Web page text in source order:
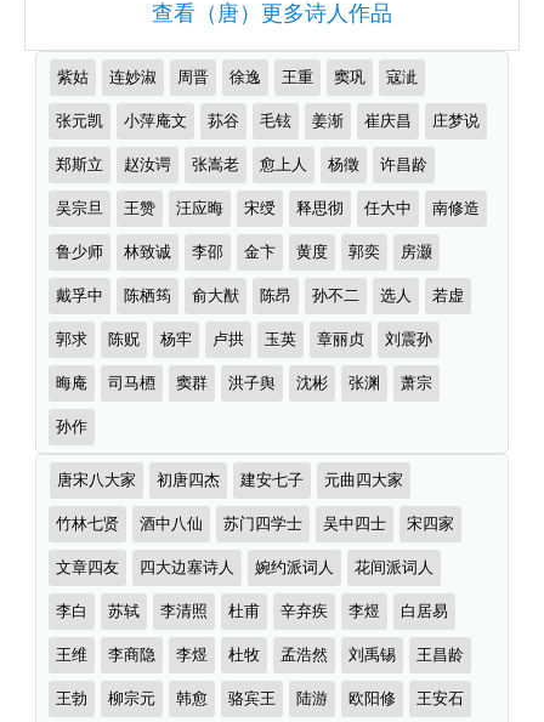
词
大
选
首）
查看（唐）更多诗人作品
推
荐
作
者
紫姑 连妙淑 周晋 徐逸 王重 窦巩 寇泚
张元凯 小萍庵文 荪谷 毛铉 姜渐 崔庆昌 庄梦说
郑斯立 赵汝谔 张嵩老 愈上人 杨徵 许昌龄
吴宗旦 王赞 汪应晦 宋绶 释思彻 任大中 南修造
鲁少师 林致诚 李邵 金卞 黄度 郭奕 房灏
戴孚中 陈栖筠 俞大猷 陈昂 孙不二 选人 若虚
郭求 陈贶 杨牢 卢拱 玉英 章丽贞 刘震孙
晦庵 司马槱 窦群 洪子舆 沈彬 张渊 萧宗
孙作
诗
词
分
类
唐宋八大家 初唐四杰 建安七子 元曲四大家
竹林七贤 酒中八仙 苏门四学士 吴中四士 宋四家
文章四友 四大边塞诗人 婉约派词人 花间派词人
李白 苏轼 李清照 杜甫 辛弃疾 李煜 白居易
王维 李商隐 李煜 杜牧 孟浩然 刘禹锡 王昌龄
王勃 柳宗元 韩愈 骆宾王 陆游 欧阳修 王安石